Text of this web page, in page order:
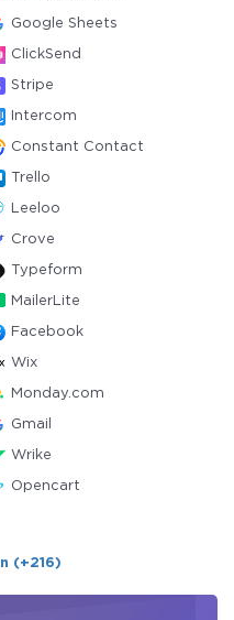
Google Sheets
ClickSend
Stripe
Intercom
Constant Contact
Trello
Leeloo
Crove
Typeform
MailerLite
Facebook
Wix
Monday.com
Gmail
Wrike
Opencart
(+216)